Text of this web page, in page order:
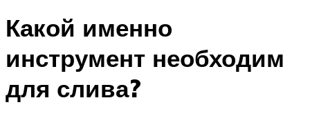
Какой именно
инструмент необходим
для слива?